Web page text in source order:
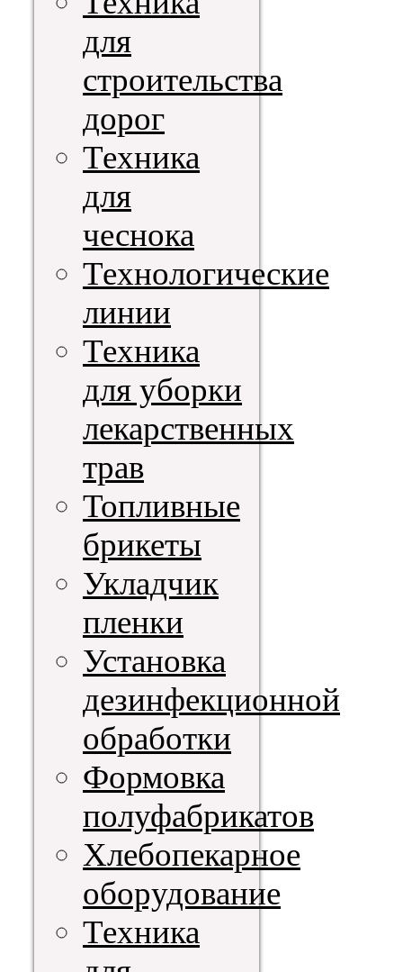
для
строительства
дорог
Техника
для
чеснока
Технологические
линии
Техника
для уборки
лекарственных
трав
Топливные
брикеты
Укладчик
пленки
Установка
дезинфекционной
обработки
Формовка
полуфабрикатов
Хлебопекарное
оборудование
Техника